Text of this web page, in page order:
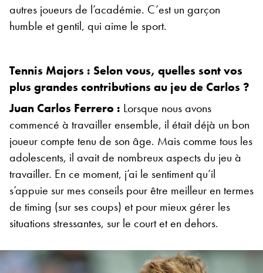
autres joueurs de l’académie. C’est un garçon
humble et gentil, qui aime le sport.
Tennis Majors : Selon vous, quelles sont vos
plus grandes contributions au jeu de Carlos ?
Juan Carlos Ferrero : Lorsque nous avons
commencé à travailler ensemble, il était déjà un bon
joueur compte tenu de son âge. Mais comme tous les
adolescents, il avait de nombreux aspects du jeu à
travailler. En ce moment, j’ai le sentiment qu’il
s’appuie sur mes conseils pour être meilleur en termes
de timing (sur ses coups) et pour mieux gérer les
situations stressantes, sur le court et en dehors.